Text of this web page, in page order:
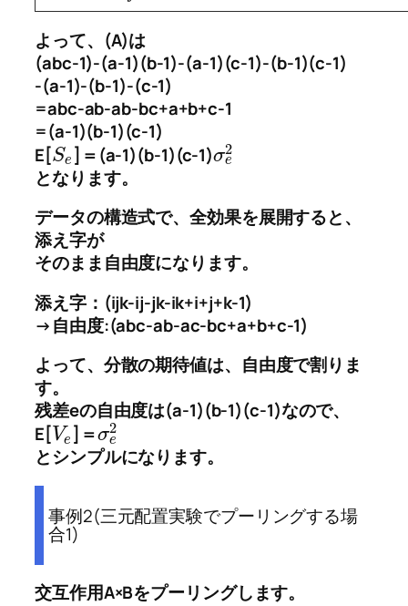
よって、(A)は
(abc-1)-(a-1)(b-1)-(a-1)(c-1)-(b-1)(c-1)
-(a-1)-(b-1)-(c-1)
=abc-ab-ab-bc+a+b+c-1
=(a-1)(b-1)(c-1)
E[Se ]＝(a-1)(b-1)(c-1)σ2
e
となります。
データの構造式で、全効果を展開すると、
添え字が
そのまま自由度になります。
添え字：(ijk-ij-jk-ik+i+j+k-1)
→自由度:(abc-ab-ac-bc+a+b+c-1)
よって、分散の期待値は、自由度で割りま
す。
残差eの自由度は(a-1)(b-1)(c-1)なので、
E[Ve ]＝σ2
e
とシンプルになります。
事例2(三元配置実験でプーリングする場
合1)
交互作用A×Bをプーリングします。